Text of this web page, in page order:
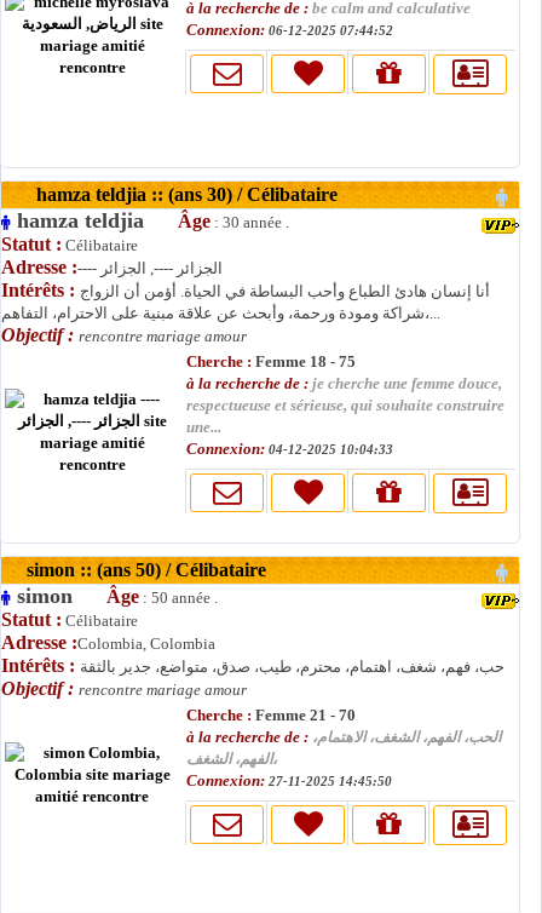
à la recherche de : be calm and calculative
Connexion: 06-12-2025 07:44:52
hamza teldjia :: (ans 30) / Célibataire
hamza teldjia Âge : 30 année .
Statut : Célibataire
Adresse : ---- الجزائر ----, الجزائر
Intérêts : أنا إنسان هادئ الطباع وأحب البساطة في الحياة. أؤمن أن الزواج
شراكة ومودة ورحمة، وأبحث عن علاقة مبنية على الاحترام، التفاهم،...
Objectif : rencontre mariage amour
Cherche : Femme 18 - 75
à la recherche de : je cherche une femme douce,
respectueuse et sérieuse, qui souhaite construire
une...
Connexion: 04-12-2025 10:04:33
simon :: (ans 50) / Célibataire
simon Âge : 50 année .
Statut : Célibataire
Adresse :Colombia, Colombia
Intérêts : حب، فهم، شغف، اهتمام، محترم، طيب، صدق، متواضع، جدير بالثقة
Objectif : rencontre mariage amour
Cherche : Femme 21 - 70
à la recherche de : الحب، الفهم، الشغف، الاهتمام،
الفهم، الشغف،
Connexion: 27-11-2025 14:45:50